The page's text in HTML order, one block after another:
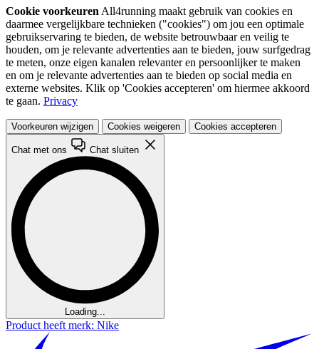
Cookie voorkeuren All4running maakt gebruik van cookies en
daarmee vergelijkbare technieken ("cookies") om jou een optimale
gebruikservaring te bieden, de website betrouwbaar en veilig te
houden, om je relevante advertenties aan te bieden, jouw surfgedrag
te meten, onze eigen kanalen relevanter en persoonlijker te maken
en om je relevante advertenties aan te bieden op social media en
externe websites. Klik op 'Cookies accepteren' om hiermee akkoord
te gaan. Privacy
Voorkeuren wijzigen Cookies weigeren Cookies accepteren
Chat met ons Chat sluiten
Loading...
Product heeft merk: Nike